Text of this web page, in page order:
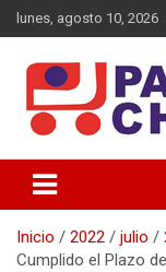
Saltar
al
lunes, agosto 10, 2026
Patines y
Inicio 2022 julio
Cumplido el Plazo